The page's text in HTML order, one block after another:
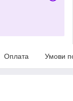
Оплата Умови